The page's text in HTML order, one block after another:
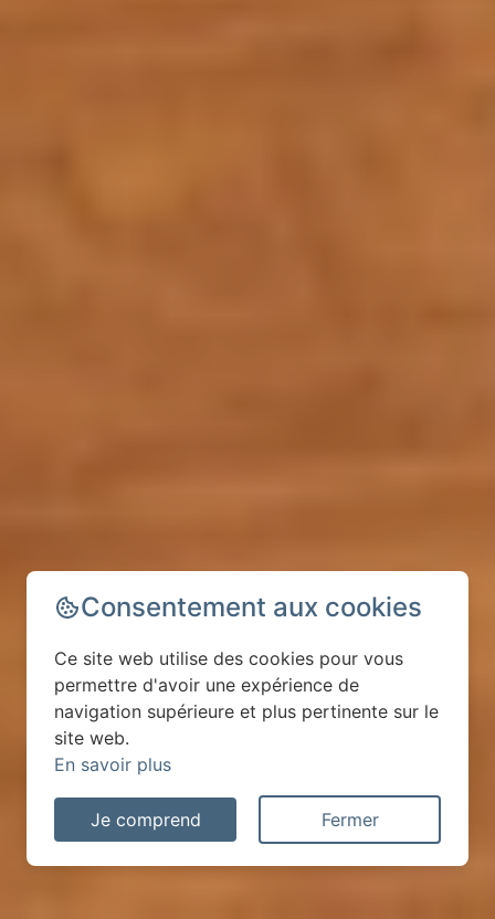
Consentement aux cookies
Ce site web utilise des cookies pour vous
permettre d'avoir une expérience de
navigation supérieure et plus pertinente sur le
site web.
En savoir plus
Je comprend Fermer